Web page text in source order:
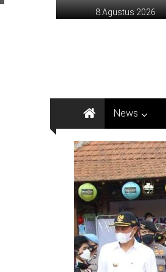
ke
8 Agustus 2026
News